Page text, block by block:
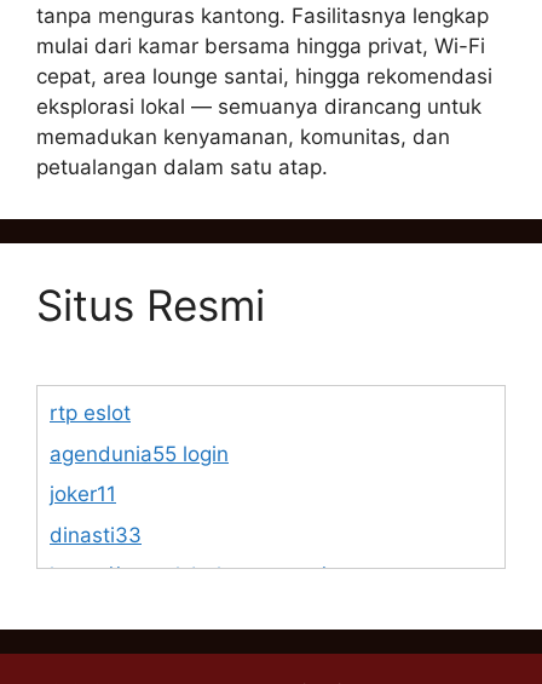
tanpa menguras kantong. Fasilitasnya lengkap
mulai dari kamar bersama hingga privat, Wi-Fi
cepat, area lounge santai, hingga rekomendasi
eksplorasi lokal — semuanya dirancang untuk
memadukan kenyamanan, komunitas, dan
petualangan dalam satu atap.
Situs Resmi
rtp eslot
agendunia55 login
joker11
dinasti33
https://www.lsbphotos.com/team